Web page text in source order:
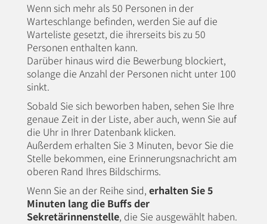
Wenn sich mehr als 50 Personen in der
Warteschlange befinden, werden Sie auf die
Warteliste gesetzt, die ihrerseits bis zu 50
Personen enthalten kann.
Darüber hinaus wird die Bewerbung blockiert,
solange die Anzahl der Personen nicht unter 100
sinkt.
Sobald Sie sich beworben haben, sehen Sie Ihre
genaue Zeit in der Liste, aber auch, wenn Sie auf
die Uhr in Ihrer Datenbank klicken.
Außerdem erhalten Sie 3 Minuten, bevor Sie die
Stelle bekommen, eine Erinnerungsnachricht am
oberen Rand Ihres Bildschirms.
Wenn Sie an der Reihe sind, erhalten Sie 5
Minuten lang die Buffs der
Sekretärinnenstelle, die Sie ausgewählt haben.